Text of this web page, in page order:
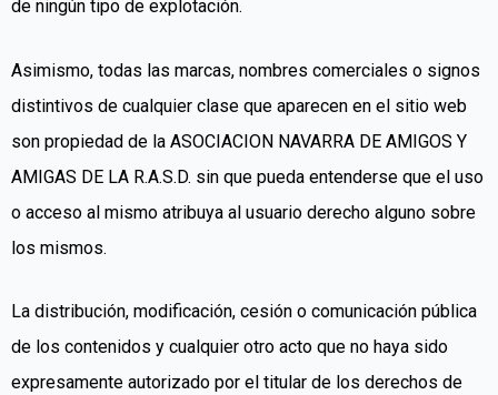
de ningún tipo de explotación.
Asimismo, todas las marcas, nombres comerciales o signos
distintivos de cualquier clase que aparecen en el sitio web
son propiedad de la ASOCIACION NAVARRA DE AMIGOS Y
AMIGAS DE LA R.A.S.D. sin que pueda entenderse que el uso
o acceso al mismo atribuya al usuario derecho alguno sobre
los mismos.
La distribución, modificación, cesión o comunicación pública
de los contenidos y cualquier otro acto que no haya sido
expresamente autorizado por el titular de los derechos de